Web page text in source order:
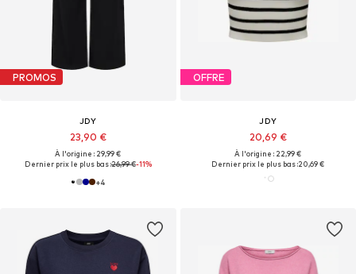
PROMOS
JDY
23,90 €
À l'origine : 29,99 €
Dernier prix le plus bas :26,99 €-11%
+4
OFFRE
JDY
20,69 €
À l'origine : 22,99 €
Dernier prix le plus bas :20,69 €